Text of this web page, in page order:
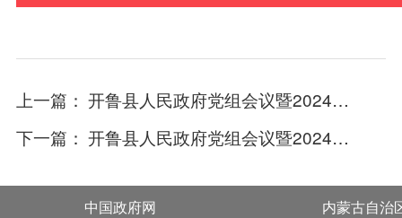
上一篇：
开鲁县人民政府党组会议暨2024年第十四次常务会议
下一篇：
开鲁县人民政府党组会议暨2024年第十二次常务会议
中国政府网 内蒙古自治